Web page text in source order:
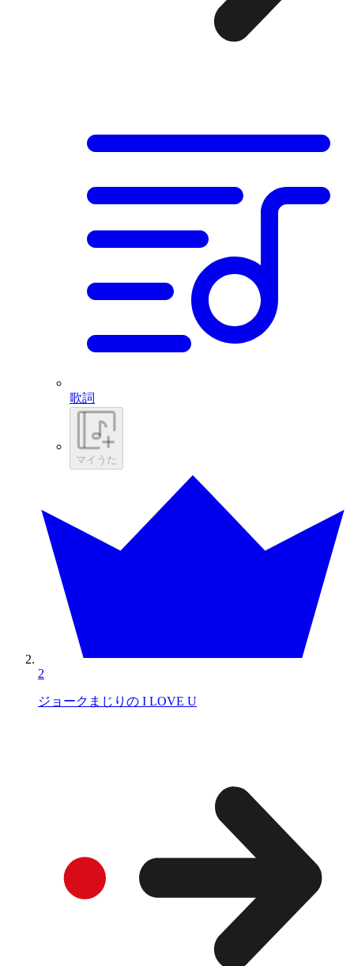
歌詞
マイうた
2
ジョークまじりの I LOVE U